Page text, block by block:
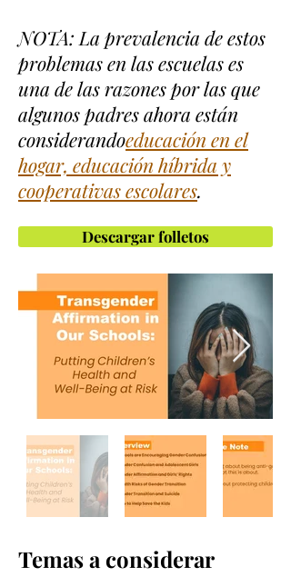
NOTA: La prevalencia de estos
problemas en las escuelas es
una de las razones por las que
algunos padres ahora están
considerandoeducación en el
hogar, educación híbrida y
cooperativas escolares.
Descargar folletos
Temas a considerar